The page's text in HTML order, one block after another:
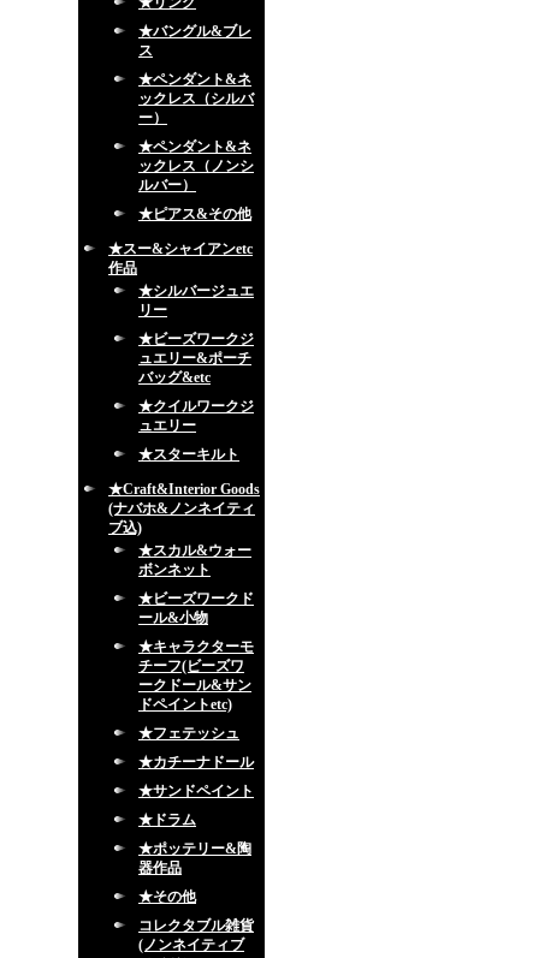
★バングル&ブレ
ス
★ペンダント&ネ
ックレス（シルバ
ー）
★ペンダント&ネ
ックレス（ノンシ
ルバー）
★ピアス&その他
★スー&シャイアンetc
作品
★シルバージュエ
リー
★ビーズワークジ
ュエリー&ポーチ
バッグ&etc
★クイルワークジ
ュエリー
★スターキルト
★Craft&Interior Goods
(ナバホ&ノンネイティ
ブ込)
★スカル&ウォー
ボンネット
★ビーズワークド
ール&小物
★キャラクターモ
チーフ(ビーズワ
ークドール&サン
ドペイントetc)
★フェテッシュ
★カチーナドール
★サンドペイント
★ドラム
★ポッテリー&陶
器作品
★その他
コレクタブル雑貨
(ノンネイティブ